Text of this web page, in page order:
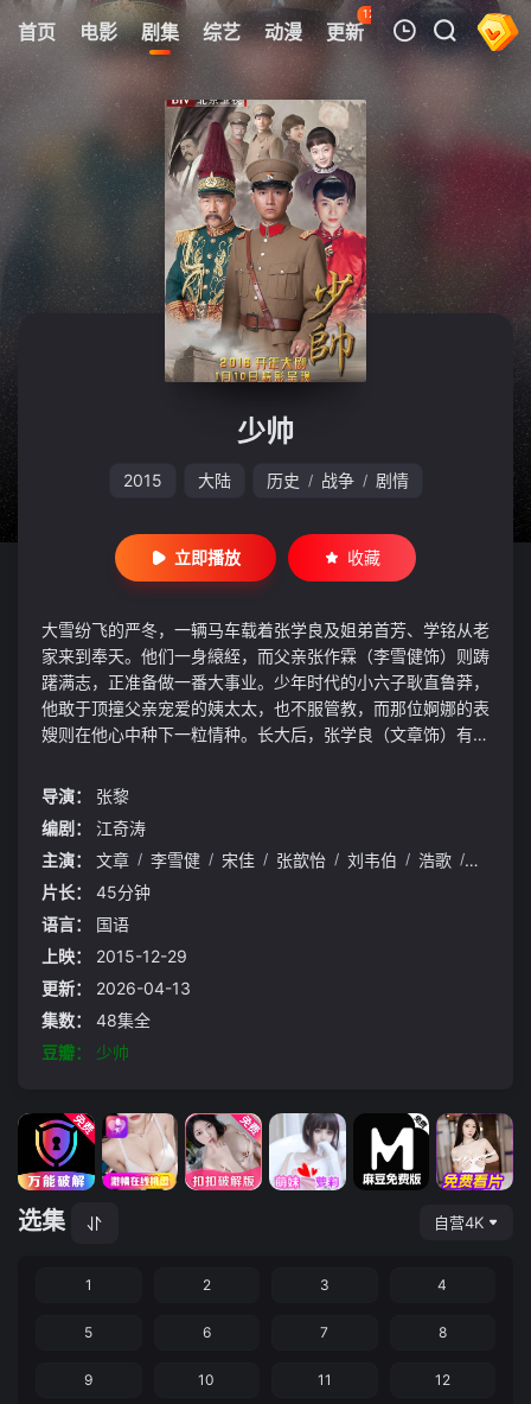
首页 电影 剧集 综艺 动漫 更新
126
热榜 APP
我的观影记录
暂无观看影片的记录
少帅
2015 大陆 历史 / 战争 / 剧情
立即播放 收藏
大雪纷飞的严冬，一辆马车载着张学良及姐弟首芳、学铭从老
家来到奉天。他们一身縗絰，而父亲张作霖（李雪健饰）则踌
躇满志，正准备做一番大事业。少年时代的小六子耿直鲁莽，
他敢于顶撞父亲宠爱的姨太太，也不服管教，而那位婀娜的表
嫂则在他心中种下一粒情种。长大后，张学良（文章饰）有着
涌的年代，张作霖作为一方霸主周旋在冯德麟、汤玉麟、中央
灭。而被冠以少帅名头的张学良，他的一生有于凤至（宋佳
饰）、赵四（张歆怡饰）等红颜美人装点，亦有家国仇恨的重
任跟随毕生。一代传奇人物的人生，伴随着时代的怒涛起伏不
定……
导演：
张黎
编剧：
江奇涛
主演：
文章 / 李雪健 / 宋佳 / 张歆怡 / 刘韦伯 / 浩歌 / 汤晶媚
片长：
45分钟
语言：
国语
上映：
2015-12-29
更新：
2026-04-13
集数：
48集全
豆瓣：
少帅
选集 自营4K
1 2 3 4
5 6 7 8
9 10 11 12